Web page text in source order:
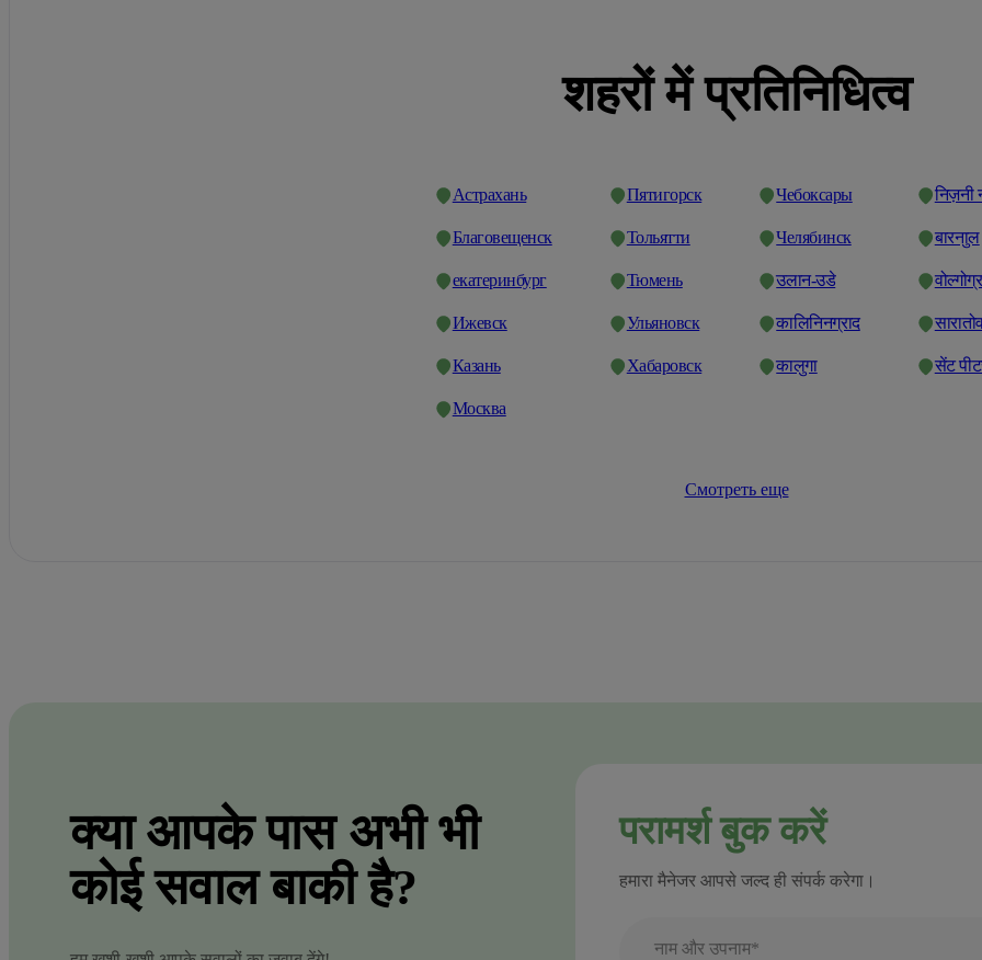
शहरों में प्रतिनिधित्व
Астрахань
Благовещенск
екатеринбург
Ижевск
Казань
Москва
Пятигорск
Тольятти
Тюмень
Ульяновск
Хабаровск
Чебоксары
Челябинск
उलान-उडे
कालिनिनग्राद
कालुगा
निज़नी
बारनाुल
सेंट
Смотреть еще
क्या आपके पास अभी भी
कोई सवाल बाकी है?
परामर्श बुक करें
हमारा मैनेजर आपसे जल्द ही संपर्क करेगा।
नाम और उपनाम*